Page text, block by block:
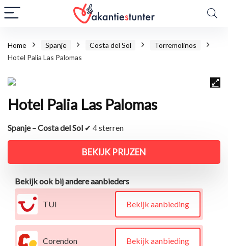
Home Spanje Costa del Sol
Torremolinos
Hotel Palia Las Palomas
Hotel Palia Las Palomas
Spanje – Costa del Sol ✔ 4 sterren
BEKIJK PRIJZEN
Bekijk ook bij andere aanbieders
TUI Bekijk aanbieding
Corendon Bekijk aanbieding